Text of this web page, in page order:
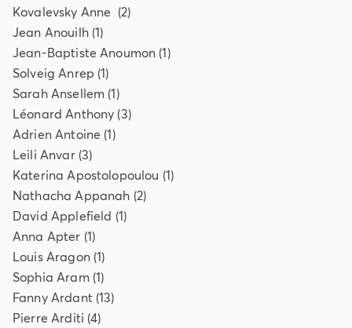
Kovalevsky Anne (2)
Jean Anouilh(1)
Jean-Baptiste Anoumon (1)
Solveig Anrep (1)
Sarah Ansellem (1)
Léonard Anthony (3)
Adrien Antoine (1)
Leili Anvar(3)
Katerina Apostolopoulou (1)
Nathacha Appanah (2)
David Applefield (1)
Anna Apter (1)
Louis Aragon(1)
Sophia Aram(1)
Fanny Ardant(13)
Pierre Arditi (4)